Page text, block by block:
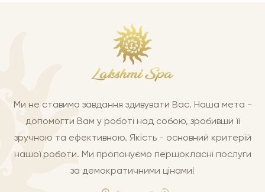
Ми не ставимо завдання здивувати Вас. Наша мета -
допомогти Вам у роботі над собою, зробивши її
зручною та ефективною. Якість - основний критерій
нашої роботи. Ми пропонуємо першокласні послуги
за демократичними цінами!